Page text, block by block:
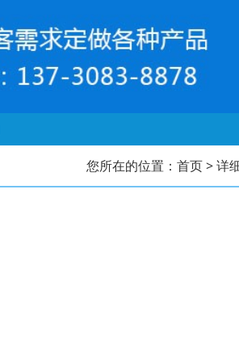
您所在的位置： 首页> 详